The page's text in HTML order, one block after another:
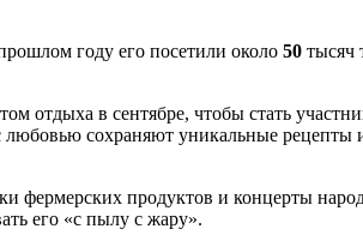
году его посетили около 50 тысяч
отдыха в сентябре, чтобы стать
любовью сохраняют уникальные рецепты
фермерских продуктов и концерты
его «с пылу с жару».